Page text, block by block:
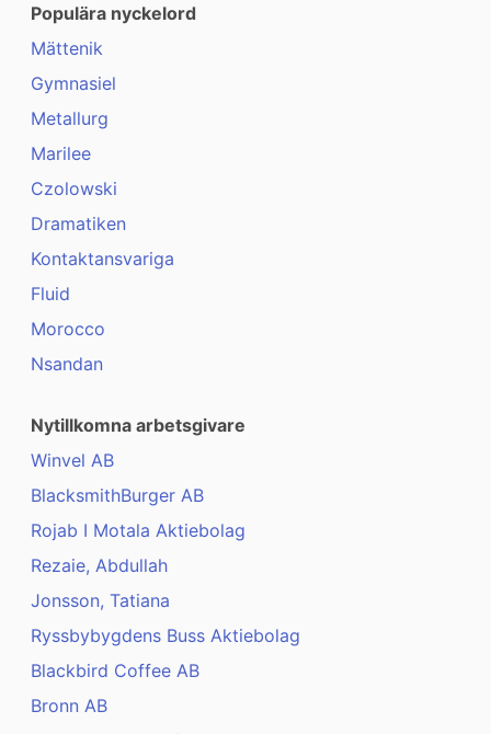
Populära nyckelord
Mättenik
Gymnasiel
Metallurg
Marilee
Czolowski
Dramatiken
Kontaktansvariga
Fluid
Morocco
Nsandan
Nytillkomna arbetsgivare
Winvel AB
BlacksmithBurger AB
Rojab I Motala Aktiebolag
Rezaie, Abdullah
Jonsson, Tatiana
Ryssbybygdens Buss Aktiebolag
Blackbird Coffee AB
Bronn AB